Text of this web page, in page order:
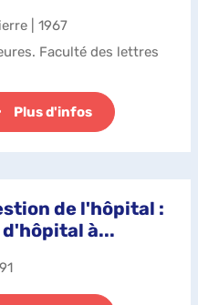
| 1967
Faculté des lettres
Plus d'infos
de l'hôpital :
à...